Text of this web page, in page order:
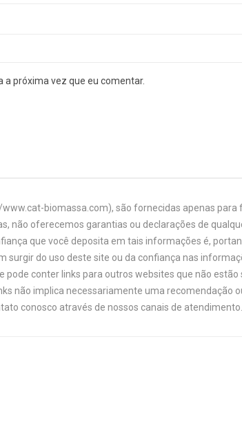
a próxima vez que eu comentar.
biomassa.com), são fornecidas apenas
não oferecemos garantias ou declarações de
que você deposita em tais informações é,
surgir do uso deste site ou da confiança nas
conter links para outros websites que não
não implica necessariamente uma recomendação
conosco através de nossos canais de atendimento.